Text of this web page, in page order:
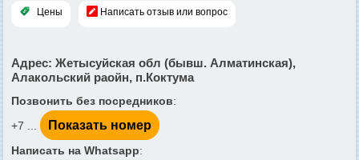
Цены Написать отзыв или вопрос
Адрес: Жетысуйская обл (бывш. Алматинская),
Алакольский раойн, п.Коктума
Позвонить без посредников:
+7 ...
Показать номер
Написать на Whatsapp: